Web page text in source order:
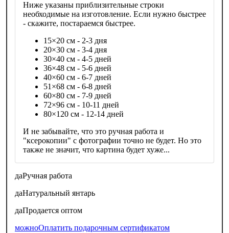
Ниже указаны приблизительные строки
необходимые на изготовление. Если нужно быстрее
- скажите, постараемся быстрее.
15×20 см - 2-3 дня
20×30 см - 3-4 дня
30×40 см - 4-5 дней
36×48 см - 5-6 дней
40×60 см - 6-7 дней
51×68 см - 6-8 дней
60×80 см - 7-9 дней
72×96 см - 10-11 дней
80×120 см - 12-14 дней
И не забывайте, что это ручная работа и
"ксерокопии" с фотографии точно не будет. Но это
также не значит, что картина будет хуже...
даРучная работа
даНатуральный янтарь
даПродается оптом
можноОплатить подарочным сертификатом